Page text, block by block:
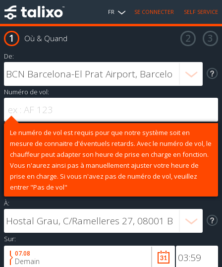
FR SE CONNECTER SELF SERVICE
Où & Quand
De:
Numéro de vol:
Le numéro de vol est requis pour que notre système soit en
mesure de connaitre d'éventuels retards. Avec le numéro de vol, le
chauffeur peut adapter son heure de prise en charge en fonction.
Vous n'aurez ainsi pas à manuellement ajuster votre heure de
prise en charge. Si vous n'avez pas de numéro de vol, veuillez
entrer "Pas de vol"
À:
Sur:
07.08
Demain